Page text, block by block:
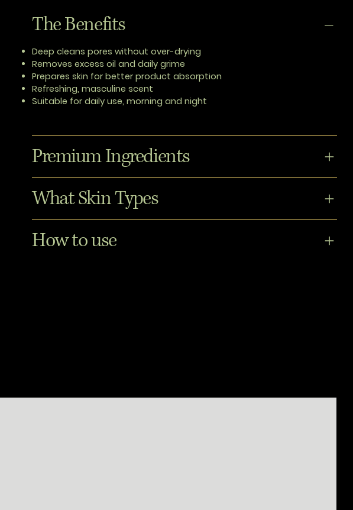
The Benefits
Deep cleans pores without over-drying
Removes excess oil and daily grime
Prepares skin for better product absorption
Refreshing, masculine scent
Suitable for daily use, morning and night
Premium Ingredients
What Skin Types
How to use